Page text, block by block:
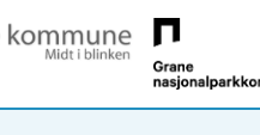
Grane